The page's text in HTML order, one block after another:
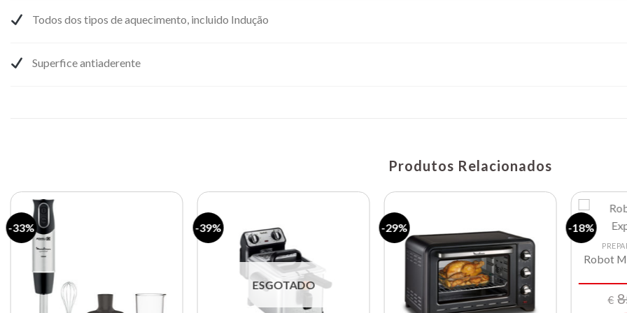
Todos dos tipos de aquecimento, incluido Indução
Superfice antiaderente
Produtos Relacionados
-33% -39%
ESGOTADO
-29%
Lista de
compras
-18%
Robot
€